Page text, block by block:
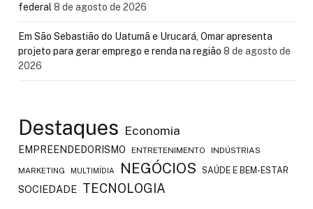
federal 8 de agosto de 2026
Em São Sebastião do Uatumã e Urucará, Omar apresenta
projeto para gerar emprego e renda na região 8 de agosto de
2026
Destaques Economia
EMPREENDEDORISMO ENTRETENIMENTO INDÚSTRIAS
MARKETING MULTIMÍDIA NEGÓCIOS SAÚDE E BEM-ESTAR
SOCIEDADE TECNOLOGIA